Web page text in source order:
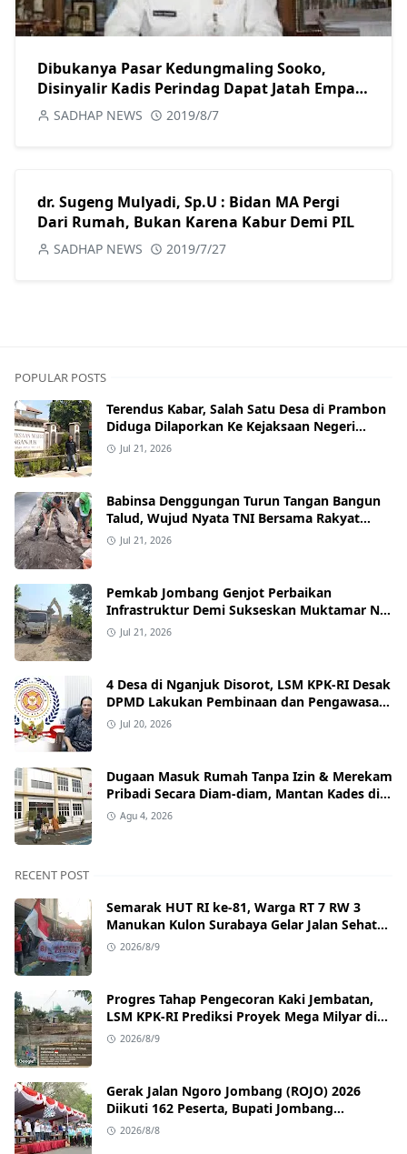
Dibukanya Pasar Kedungmaling Sooko,
Disinyalir Kadis Perindag Dapat Jatah Empat
Titik Stan
SADHAP NEWS 2019/8/7
dr. Sugeng Mulyadi, Sp.U : Bidan MA Pergi
Dari Rumah, Bukan Karena Kabur Demi PIL
SADHAP NEWS 2019/7/27
POPULAR POSTS
Terendus Kabar, Salah Satu Desa di Prambon
Diduga Dilaporkan Ke Kejaksaan Negeri
Nganjuk.
Jul 21, 2026
Babinsa Denggungan Turun Tangan Bangun
Talud, Wujud Nyata TNI Bersama Rakyat
Perkuat Akses Jalan Desa
Jul 21, 2026
Pemkab Jombang Genjot Perbaikan
Infrastruktur Demi Sukseskan Muktamar NU
ke-35 di PP Bahrul Ulum Tambakberas
Jul 21, 2026
4 Desa di Nganjuk Disorot, LSM KPK-RI Desak
DPMD Lakukan Pembinaan dan Pengawasan
Tata Kelola Desa
Jul 20, 2026
Dugaan Masuk Rumah Tanpa Izin & Merekam
Pribadi Secara Diam‑diam, Mantan Kades di
Nganjuk Resmi Dipolisikan.
Agu 4, 2026
RECENT POST
Semarak HUT RI ke-81, Warga RT 7 RW 3
Manukan Kulon Surabaya Gelar Jalan Sehat
Penuh Kebersamaan
2026/8/9
Progres Tahap Pengecoran Kaki Jembatan,
LSM KPK‑RI Prediksi Proyek Mega Milyar di
Prambon Nganjuk Berpotensi Gagal Capai
2026/8/9
Gerak Jalan Ngoro Jombang (ROJO) 2026
Diikuti 162 Peserta, Bupati Jombang
Tekankan Disiplin dan Kekompakan
2026/8/8